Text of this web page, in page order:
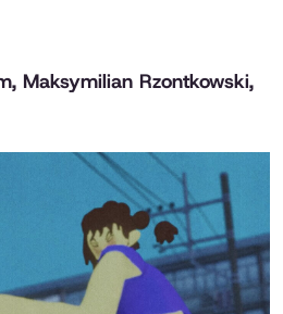
, Maksymilian Rzontkowski,